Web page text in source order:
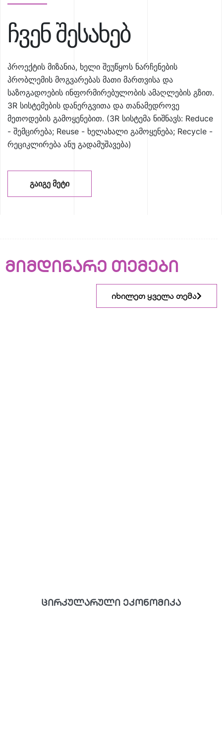
ჩვენ შესახებ
პროექტის მიზანია, ხელი შეუწყოს ნარჩენების
პრობლემის მოგვარებას მათი მართვისა და
საზოგადოების ინფორმირებულობის ამაღლების გზით.
3R სისტემების დანერგვითა და თანამედროვე
მეთოდების გამოყენებით. (3R სისტემა ნიშნავს: Reduce
- შემცირება; Reuse - ხელახალი გამოყენება; Recycle -
რეციკლირება ანუ გადამუშავება)
ᲒᲐᲘᲒᲔ ᲛᲔᲢᲘ
მიმდინარე თემები
იხილეთ ყველა თემა
ცირკულარული ეკონომიკა